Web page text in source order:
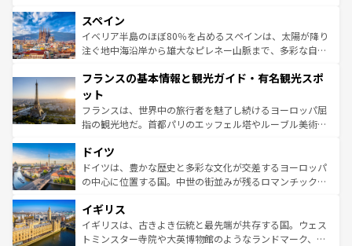
ろん、トスカーナの美しい田園風景やアマルフィ海岸の絶
景など、自然景観も見逃せない。観光の合間には、本場の
ピザやパスタなど、絶品のイタリア料理を堪能することも
ませてくれるイタリアで、忘れられない旅をしてみよう！
なお、新着のイタリア情報は
しい。
スペイン
イベリア半島のほぼ80％を占めるスペインは、太陽が降り
注ぐ地中海沿岸から雄大なピレネー山脈まで、多彩な自然
文化が根付くこの国では、情熱的なフラメンコ、熱気あふ
れる闘牛、そして美味しいタパスが生活の一部となってい
る。首都マドリードの洗練された雰囲気や、バルセロナの
アートに溢れた街角から、地方では古代ローマ遺跡や中世
せる。地方によって風土や気候が異なるスペインはその個
性で訪れる人を魅了する。 なお、新着のスペイン情報は コ
ンテンツ一覧を参照してほしい。
フランスの基本情報と観光ガイド・有名観光スポ
ット
フランスは、世界中の旅行者を魅了し続けるヨーロッパ屈
指の観光地だ。首都パリのエッフェル塔やルーブル美術館
で、幅広い魅力が詰まっている。華麗な宮殿、歴史的な大
聖堂、美しいビーチ、そして豊かな自然が、訪れる者を心
から魅了する。また、フランスは美食の国としても知ら
いる。シャンパンの発祥地であるランス、プロヴァンスの
香り高いラベンダー畑など、多彩な楽しみ方が可能だ。さ
らに、パリ以外の地域にも魅力が溢れており、どの街角に
ドイツ
ドイツは、豊かな歴史と多彩な文化が交差するヨーロッパ
の中心に位置する国。中世の街並みが残るロマンチック街
顔を持つこの国は、どこを歩いても飽きることがない。ベ
ルリンの文化的活気、バイエルン州のアルプスの絶景、そ
してライン川沿いのワイン畑といった風景は必見。ビール
イギリス
イギリスは、古きよき伝統と最先端が共存する国。ウェス
トミンスター寺院や大英博物館のようなランドマーク、歴